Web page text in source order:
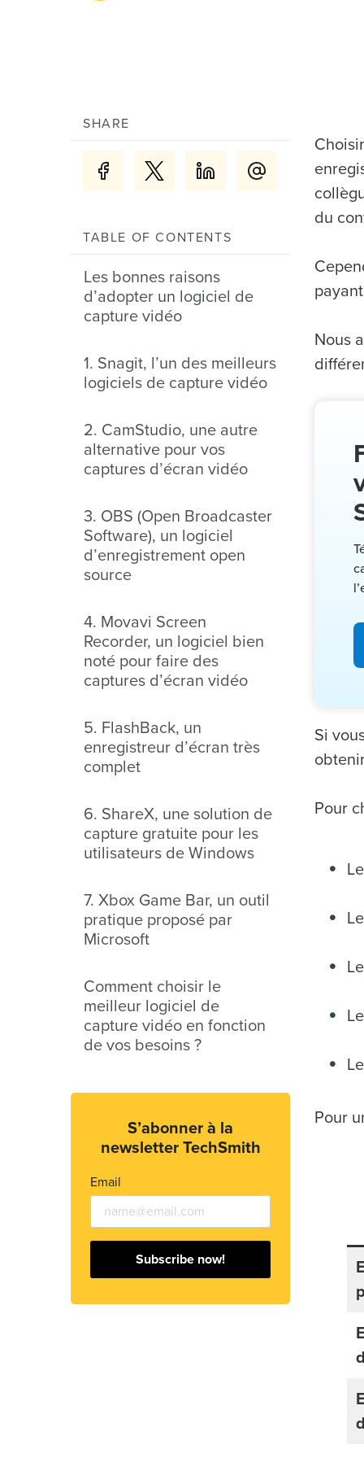
SHARE
TABLE OF CONTENTS
Les bonnes raisons
d’adopter un logiciel de
capture vidéo
1. Snagit, l’un des meilleurs
logiciels de capture vidéo
2. CamStudio, une autre
alternative pour vos
captures d’écran vidéo
3. OBS (Open Broadcaster
Software), un logiciel
d’enregistrement open
source
4. Movavi Screen
Recorder, un logiciel bien
noté pour faire des
captures d’écran vidéo
5. FlashBack, un
enregistreur d’écran très
complet
6. ShareX, une solution de
capture gratuite pour les
utilisateurs de Windows
7. Xbox Game Bar, un outil
pratique proposé par
Microsoft
Comment choisir le
meilleur logiciel de
capture vidéo en fonction
de vos besoins ?
S’abonner à la
newsletter TechSmith
Email
Subscribe now!
du
Nous
Si
Pour
Pour